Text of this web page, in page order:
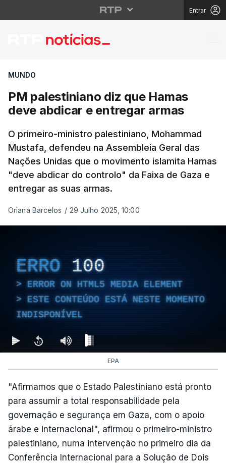
Entrar
PM palestiniano diz
MUNDO
PM palestiniano diz que Hamas
deve abdicar e entregar armas
O primeiro-ministro palestiniano, Mohammad
Mustafa, defendeu na Assembleia Geral das
Nações Unidas que o movimento islamita Hamas
"deve abdicar do controlo" da Faixa de Gaza e
entregar as suas armas.
Oriana Barcelos / 29 Julho 2025, 10:00
ERRO 100
ERROR ON HTML5 MEDIA ELEMENT
ESTE CONTEÚDO ESTÁ NESTE MOMENTO
INDISPONÍVEL
EPA
"Afirmamos que o Estado Palestiniano está pronto
para assumir a total responsabilidade pela
governação e segurança em Gaza, com o apoio
árabe e internacional", afirmou o primeiro-ministro
palestiniano, numa intervenção no primeiro dia da
Conferência Internacional para a Solução de Dois